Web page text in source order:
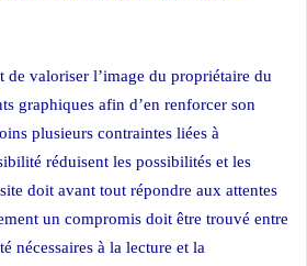
de valoriser l’image du propriétaire du
graphiques afin d’en renforcer son
plusieurs contraintes liées à
réduisent les possibilités et les
doit avant tout répondre aux attentes
un compromis doit être trouvé entre
nécessaires à la lecture et la